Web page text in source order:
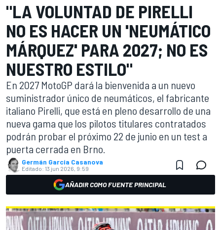
"LA VOLUNTAD DE PIRELLI
NO ES HACER UN 'NEUMÁTICO
MÁRQUEZ' PARA 2027; NO ES
NUESTRO ESTILO"
En 2027 MotoGP dará la bienvenida a un nuevo
suministrador único de neumáticos, el fabricante
italiano Pirelli, que está en pleno desarrollo de una
nueva gama que los pilotos titulares contratados
podrán probar el próximo 22 de junio en un test a
puerta cerrada en Brno.
Germán Garcia Casanova
Editado: 13 jun 2026, 9:59
AÑADIR COMO FUENTE PRINCIPAL